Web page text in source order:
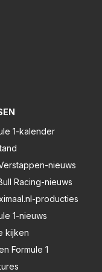
1-kalender
nieuws
Racing-nieuws
producties
1-nieuws
kijken
Formule 1